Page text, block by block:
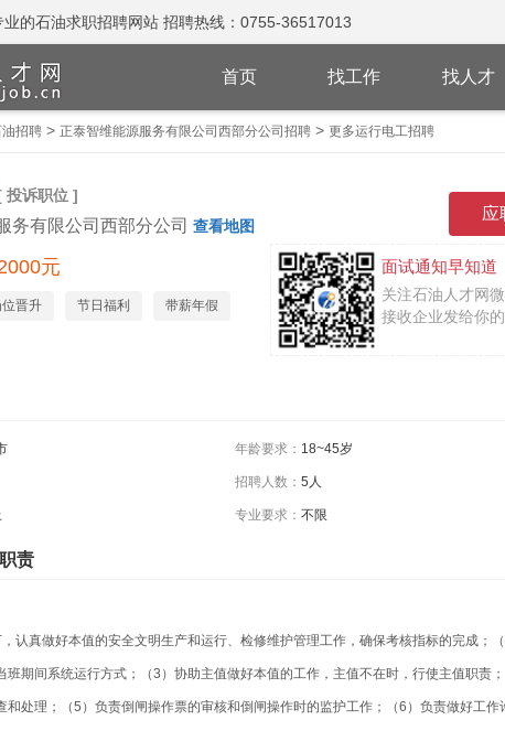
的石油求职招聘网站 招聘热线：0755-36517013
首页 找工作 找人才
招聘> 正泰智维能源服务有限公司西部分公司招聘> 更多运行电工招聘
投诉职位 ]
务有限公司西部分公司 查看地图
元 面试通知早知道
关注石油人才网
接收企业发给你
位晋升 节日福利 带薪年假
年龄要求： 18~45岁
招聘人数： 5人
专业要求： 不限
责
，认真做好本值的安全文明生产和运行、检修维护管理工作，确保考核指标的完成；
班期间系统运行方式；（3）协助主值做好本值的工作，主值不在时，行使主值职责
和处理；（5）负责倒闸操作票的审核和倒闸操作时的监护工作；（6）负责做好工作